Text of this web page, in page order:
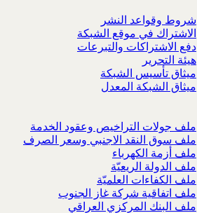
شروط وقواعد النشر
الاشتراك في موقع الشبكة
دفع الاشتراكات والتبرعات
هيئة التحرير
ميثاق تأسيس الشبكة
ميثاق الشبكة المعدل
ملف جولات التراخيص وعقود الخدمة
ملف سوق النقد الاجنبي وسعر الصرف
ملف أزمة الكهرباء
ملف الدولة الريعيّة
ملف الكفاءات العلميّة
ملف اتفاقية شركة غاز الجنوب
ملف البنك المركزي العراقي